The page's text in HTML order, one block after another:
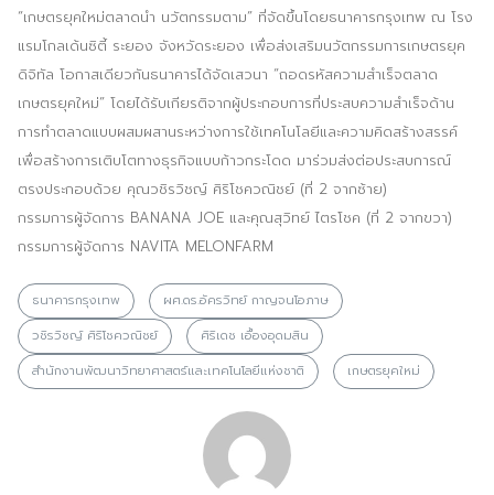
อบรมสัมมนาออฟไลน์และออนไลน์
“เกษตรยุคใหม่ตลาดนำ นวัตกรรมตาม” ที่จัดขึ้นโดยธนาคารกรุงเทพ ณ โรง
แรมโกลเด้นซิตี้ ระยอง จังหวัดระยอง เพื่อส่งเสริมนวัตกรรมการเกษตรยุค
ดิจิทัล โอกาสเดียวกันธนาคารได้จัดเสวนา “ถอดรหัสความสำเร็จตลาด
เกษตรยุคใหม่” โดยได้รับเกียรติจากผู้ประกอบการที่ประสบความสำเร็จด้าน
การทำตลาดแบบผสมผสานระหว่างการใช้เทคโนโลยีและความคิดสร้างสรรค์
เพื่อสร้างการเติบโตทางธุรกิจแบบก้าวกระโดด มาร่วมส่งต่อประสบการณ์
ตรงประกอบด้วย คุณวชิรวิชญ์ ศิริโชควณิชย์ (ที่ 2 จากซ้าย)
กรรมการผู้จัดการ BANANA JOE และคุณสุวิทย์ ไตรโชค (ที่ 2 จากขวา)
กรรมการผู้จัดการ NAVITA MELONFARM
ธนาคารกรุงเทพ
ผศ.ดร.อัครวิทย์ กาญจนโอภาษ
วชิรวิชญ์ ศิริโชควณิชย์
ศิริเดช เอื้องอุดมสิน
สำนักงานพัฒนาวิทยาศาสตร์และเทคโนโลยีแห่งชาติ
เกษตรยุคใหม่